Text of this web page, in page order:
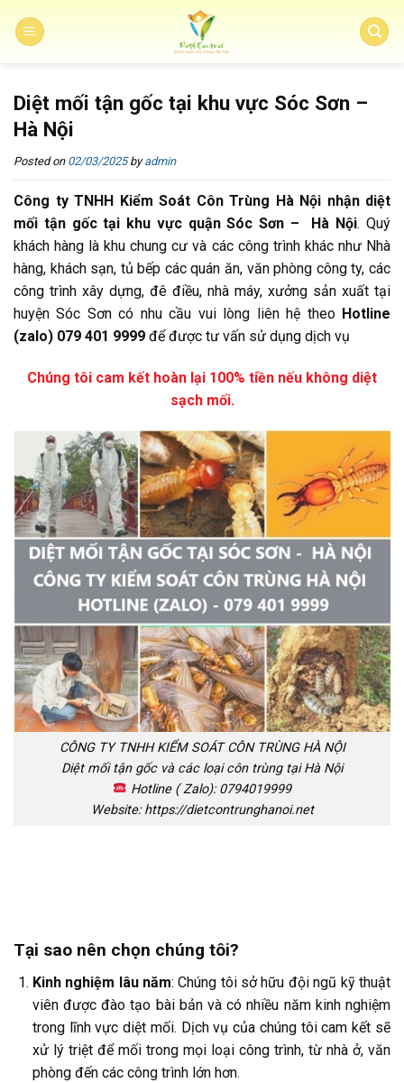
Diệt mối tận gốc tại khu vực Sóc Sơn –
Hà Nội
Posted on 02/03/2025byadmin
Công ty TNHH Kiểm Soát Côn Trùng Hà Nội nhận diệt
mối tận gốc tại khu vực quận Sóc Sơn – Hà Nội. Quý
khách hàng là khu chung cư và các công trình khác như Nhà
hàng, khách sạn, tủ bếp các quán ăn, văn phòng công ty, các
công trình xây dựng, đê điều, nhà máy, xưởng sản xuất tại
huyện Sóc Sơn có nhu cầu vui lòng liên hệ theo Hotline
(zalo) 079 401 9999 để được tư vấn sử dụng dịch vụ
Chúng tôi cam kết hoàn lại 100% tiền nếu không diệt
sạch mối.
CÔNG TY TNHH KIỂM SOÁT CÔN TRÙNG HÀ NỘI
Diệt mối tận gốc và các loại côn trùng tại Hà Nội
Hotline ( Zalo): 0794019999
Website: https://dietcontrunghanoi.net
Tại sao nên chọn chúng tôi?
Kinh nghiệm lâu năm: Chúng tôi sở hữu đội ngũ kỹ thuật
viên được đào tạo bài bản và có nhiều năm kinh nghiệm
trong lĩnh vực diệt mối. Dịch vụ của chúng tôi cam kết sẽ
xử lý triệt để mối trong mọi loại công trình, từ nhà ở, văn
phòng đến các công trình lớn hơn.